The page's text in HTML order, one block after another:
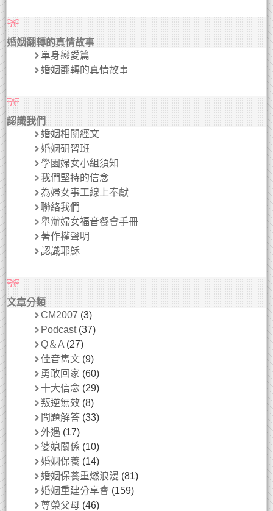
婚姻翻轉的真情故事
單身戀愛篇
婚姻翻轉的真情故事
認識我們
婚姻相關經文
婚姻研習班
學園婦女小組須知
我們堅持的信念
為婦女事工線上奉獻
聯絡我們
舉辦婦女福音餐會手冊
著作權聲明
認識耶穌
文章分類
CM2007 (3)
Podcast(37)
Q＆A (27)
佳音雋文 (9)
勇敢回家 (60)
十大信念 (29)
叛逆無效 (8)
問題解答 (33)
外遇 (17)
婆媳關係 (10)
婚姻保養 (14)
婚姻保養重燃浪漫 (81)
婚姻重建分享會 (159)
尊榮父母 (46)